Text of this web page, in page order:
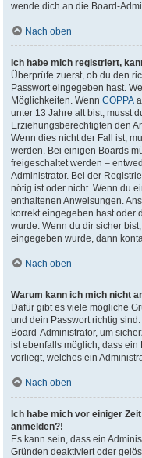
wende dich an die Board-
Nach oben
Ich habe mich registriert,
Überprüfe zuerst, ob du den
Passwort eingegeben hast.
Möglichkeiten. WennCOPPA
unter 13 Jahre alt bist, musst
Erziehungsberechtigten den
Wenn dies nicht der Fall ist,
werden. Bei einigen Boards
freigeschaltet werden –
Administrator. Bei der
nötig ist oder nicht. Wenn du
enthaltenen Anweisungen.
korrekt eingegeben hast oder
wurde. Wenn du dir sicher
eingegeben wurde, dann
Nach oben
Warum kann ich mich nicht
Dafür gibt es viele mögliche
und dein Passwort richtig
Board-Administrator, um
ist ebenfalls möglich, dass
vorliegt, welches ein
Nach oben
Ich habe mich vor einiger
anmelden?!
Es kann sein, dass ein
Gründen deaktiviert oder